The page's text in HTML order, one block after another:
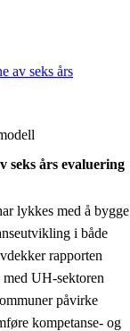
av seks års
seks års evaluering
lykkes med å bygge
i både
rapporten
UH-sektoren
påvirke
kompetanse- og